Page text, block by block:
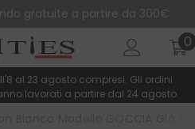
gratuite a partire da 300€
00
al 23 agosto compresi. Gli ordini
lavorati a partire dal 24 agosto.